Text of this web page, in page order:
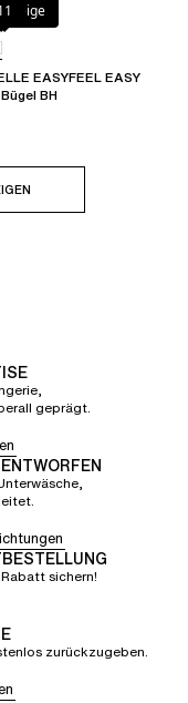
Beige
EASYFEEL EASY
BH
geprägt.
sichern!
zurückzugeben.